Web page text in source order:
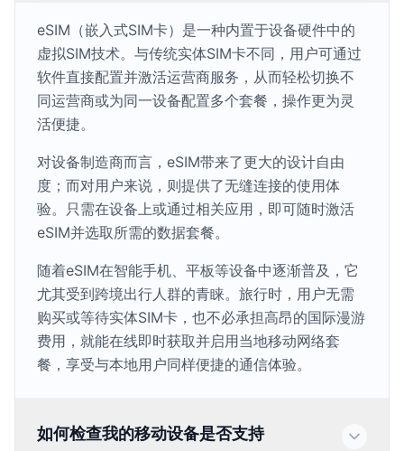
eSIM（嵌入式SIM卡）是一种内置于设备硬件中的
虚拟SIM技术。与传统实体SIM卡不同，用户可通过
软件直接配置并激活运营商服务，从而轻松切换不
同运营商或为同一设备配置多个套餐，操作更为灵
活便捷。
对设备制造商而言，eSIM带来了更大的设计自由
度；而对用户来说，则提供了无缝连接的使用体
验。只需在设备上或通过相关应用，即可随时激活
eSIM并选取所需的数据套餐。
随着eSIM在智能手机、平板等设备中逐渐普及，它
尤其受到跨境出行人群的青睐。旅行时，用户无需
购买或等待实体SIM卡，也不必承担高昂的国际漫游
费用，就能在线即时获取并启用当地移动网络套
餐，享受与本地用户同样便捷的通信体验。
如何检查我的移动设备是否支持